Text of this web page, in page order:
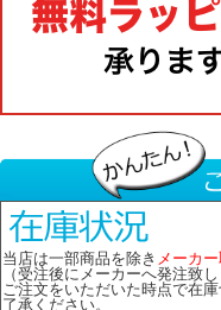
当店は一部商品を除き メーカ
（受注後にメーカーへ発注致し
ご注文をいただいた時点で在
了承ください。